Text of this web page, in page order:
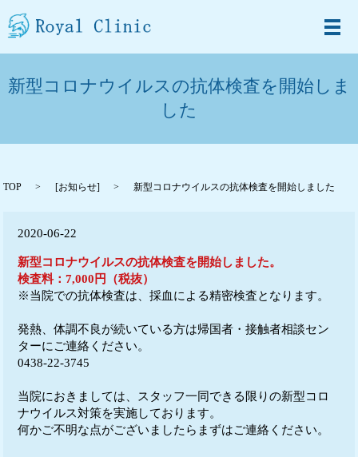
メ
新型コロナウイルスの抗体検査を開始しま
した
TOP [お知らせ] 新型コロナウイルスの抗体検査を開始しました
2020-06-22
新型コロナウイルスの抗体検査を開始しました。
検査料：7,000円（税抜）
※当院での抗体検査は、採血による精密検査となります。
発熱、体調不良が続いている方は帰国者・接触者相談セン
ターにご連絡ください。
0438-22-3745
当院におきましては、スタッフ一同できる限りの新型コロ
ナウイルス対策を実施しております。
何かご不明な点がございましたらまずはご連絡ください。